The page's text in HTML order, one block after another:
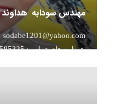
مهندس سودابه هداوند
sodabe1201@yahoo.com
شماره های تماس: 09195585325